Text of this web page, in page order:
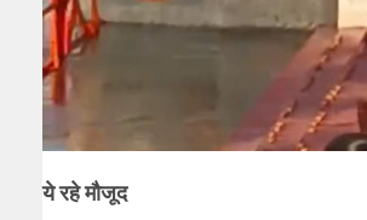
ये रहे मौजूद